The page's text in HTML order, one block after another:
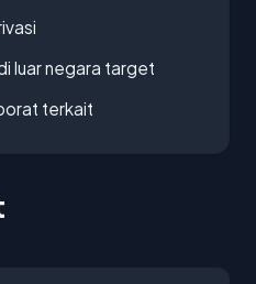
luar negara target
terkait